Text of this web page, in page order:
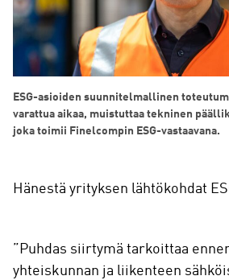
ESG-asioiden suunnitelmallinen
varattua aikaa, muistuttaa tekninen
joka toimii Finelcompin ESG-vastaavana.
Hänestä yrityksen lähtökohdat
”Puhdas siirtymä tarkoittaa
yhteiskunnan ja liikenteen